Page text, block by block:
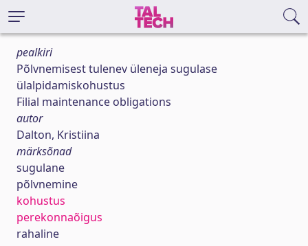
pealkiri
Põlvnemisest tulenev üleneja sugulase
ülalpidamiskohustus
Filial maintenance obligations
autor
Dalton, Kristiina
märksõnad
sugulane
põlvnemine
kohustus
perekonnaõigus
rahaline